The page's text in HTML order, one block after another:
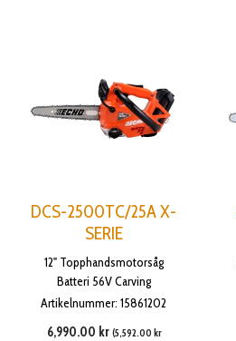
DCS-2500TC/25A X-
SERIE
12" Topphandsmotorsåg
Batteri 56V Carving
Artikelnummer: 15861202
6,990.00 kr (5,592.00 kr